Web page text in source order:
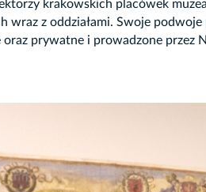
krakowskich placówek
wraz z oddziałami. Swoje
oraz prywatne i prowadzone